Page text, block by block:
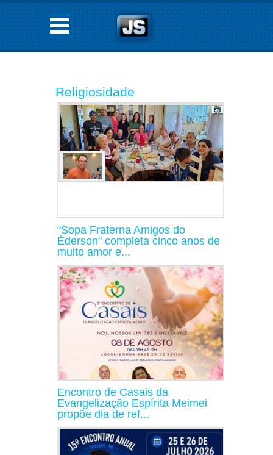
Religiosidade
"Sopa Fraterna Amigos do
Éderson" completa cinco anos de
muito amor e...
Encontro de Casais da
Evangelização Espírita Meimei
propõe dia de ref...